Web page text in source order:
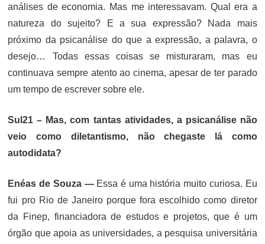
análises de economia. Mas me interessavam. Qual era a
natureza do sujeito? E a sua expressão? Nada mais
próximo da psicanálise do que a expressão, a palavra, o
desejo… Todas essas coisas se misturaram, mas eu
continuava sempre atento ao cinema, apesar de ter parado
um tempo de escrever sobre ele.
Sul21 – Mas, com tantas atividades, a psicanálise não
veio como diletantismo, não chegaste lá como
autodidata?
Enéas de Souza —Essa é uma história muito curiosa. Eu
fui pro Rio de Janeiro porque fora escolhido como diretor
da Finep, financiadora de estudos e projetos, que é um
órgão que apoia as universidades, a pesquisa universitária